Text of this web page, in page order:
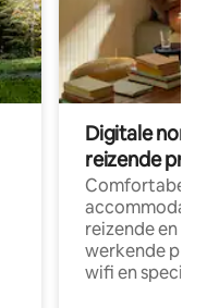
Digitale
reizende
Comfortabele
reizende en
werkende
wifi en